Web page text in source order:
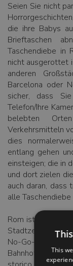
Seien Sie nicht
die ihre Babys
Brieftaschen
Taschendiebe in
nicht ausgerottet
anderen
Barcelona oder
sicher, dass
Telefon/Ihre
belebten
Verkehrsmitteln
dies
entlang gehen
einsteigen; die in
und dort zielen
auch daran,
alle Taschendiebe
Rom ist eine der
Stadtzentrum ist
No-Go-
Bahnhof nachts
This